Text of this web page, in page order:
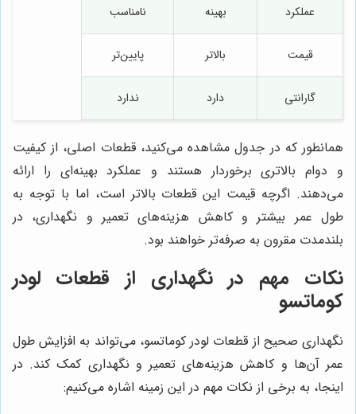
عملکرد بهینه نامناسب
قیمت بالاتر پایین‌تر
گارانتی دارد ندارد
همانطور که در جدول مشاهده می‌کنید، قطعات اصلی، از کیفیت
و دوام بالاتری برخوردار هستند و عملکرد بهینه‌ای را ارائه
می‌دهند. اگرچه قیمت این قطعات بالاتر است، اما با توجه به
طول عمر بیشتر و کاهش هزینه‌های تعمیر و نگهداری، در
بلندمدت مقرون به صرفه‌تر خواهند بود.
نکات مهم در نگهداری از قطعات لودر
کوماتسو
نگهداری صحیح از قطعات لودر کوماتسو، می‌تواند به افزایش طول
عمر آن‌ها و کاهش هزینه‌های تعمیر و نگهداری کمک کند. در
اینجا، به برخی از نکات مهم در این زمینه اشاره می‌کنیم: